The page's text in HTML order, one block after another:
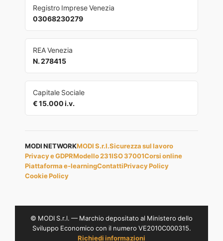
Registro Imprese Venezia
03068230279
REA Venezia
N. 278415
Capitale Sociale
€ 15.000 i.v.
MODI NETWORKMODI S.r.l.Sicurezza sul lavoro
Privacy e GDPRModello 231ISO 37001Corsi online
Piattaforma e-learningContattiPrivacy Policy
Cookie Policy
© MODI S.r.l. — Marchio depositato al Ministero dello
Sviluppo Economico con il numero VE2010C000315.
Richiedi informazioni